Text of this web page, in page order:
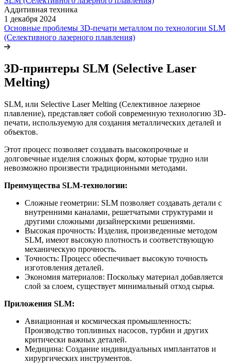
Аддитивная техника
1 декабря 2024
Основные проблемы 3D-печати металлом по технологии SLM
(Селективного лазерного плавления)
3D-принтеры SLM (Selective Laser
Melting)
SLM, или Selective Laser Melting (Селективное лазерное
плавление), представляет собой современную технологию 3D-
печати, используемую для создания металлических деталей и
объектов.
Этот процесс позволяет создавать высокопрочные и
долговечные изделия сложных форм, которые трудно или
невозможно произвести традиционными методами.
Преимущества SLM-технологии:
Сложные геометрии: SLM позволяет создавать детали с
внутренними каналами, решетчатыми структурами и
другими сложными дизайнерскими решениями.
Высокая прочность: Изделия, произведенные методом
SLM, имеют высокую плотность и соответствующую
механическую прочность.
Точность: Процесс обеспечивает высокую точность
изготовления деталей.
Экономия материалов: Поскольку материал добавляется
слой за слоем, существует минимальный отход сырья.
Приложения SLM:
Авиационная и космическая промышленность:
Производство топливных насосов, турбин и других
критически важных деталей.
Медицина: Создание индивидуальных имплантатов и
хирургических инструментов.